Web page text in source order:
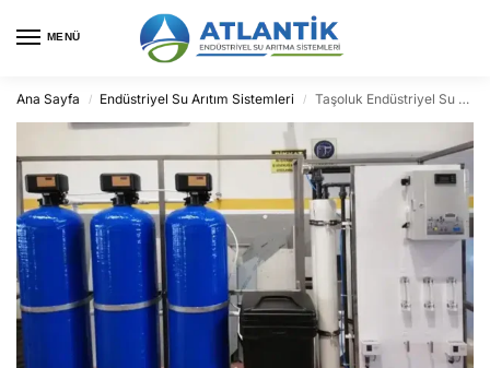
MENÜ
Ana Sayfa / Endüstriyel Su Arıtım Sistemleri / Taşoluk Endüstriyel Su Arıtma